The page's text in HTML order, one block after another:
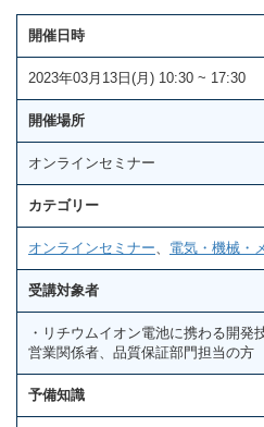
開催日時
2023年03月13日(月) 10:30 ~ 17:30
開催場所
オンラインセミナー
カテゴリー
オンラインセミナー 電気・機械・
受講対象者
・リチウムイオン電池に携わる開発
営業関係者、品質保証部門担当の方
予備知識